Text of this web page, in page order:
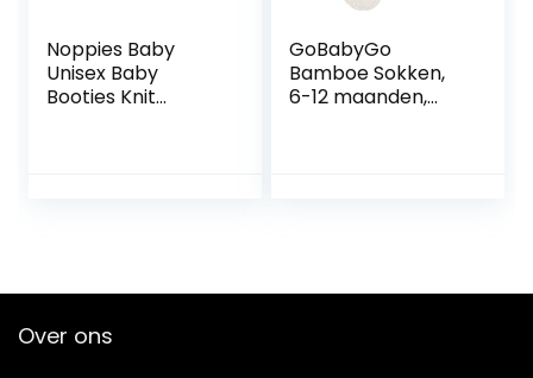
Noppies Baby
Unisex Baby
Booties Knit
GoBabyGo
Bamboe Sokken,
6-12 maanden,
Over ons